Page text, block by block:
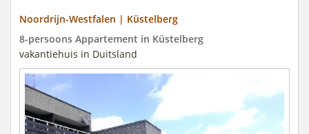
Noordrijn-Westfalen | Küstelberg
8-persoons Appartement in Küstelberg
vakantiehuis in Duitsland